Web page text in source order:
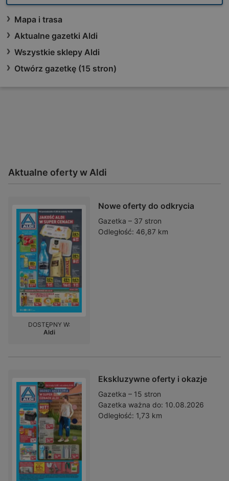
Mapa i trasa
Aktualne gazetki Aldi
Wszystkie sklepy Aldi
Otwórz gazetkę (15 stron)
Aktualne oferty w Aldi
Nowe oferty do odkrycia
Gazetka – 37 stron
Odległość: 46,87 km
DOSTĘPNY W:
Aldi
Ekskluzywne oferty i okazje
Gazetka – 15 stron
Gazetka ważna do: 10.08.2026
Odległość: 1,73 km